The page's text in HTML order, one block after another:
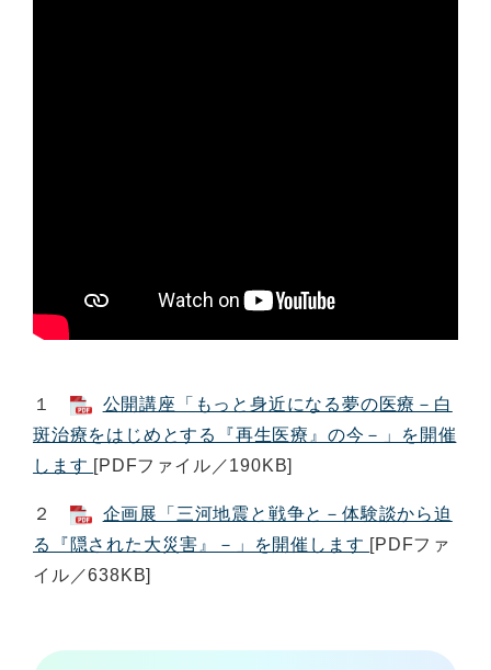
１
公開講座「もっと身近になる夢の医療－白
斑治療をはじめとする『再生医療』の今－」を開催
します [PDFファイル／190KB]
２
企画展「三河地震と戦争と－体験談から迫
る『隠された大災害』－」を開催します [PDFファ
イル／638KB]